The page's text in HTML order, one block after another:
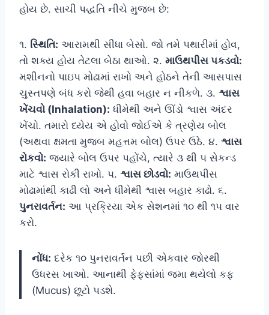
હોય છે. સાચી પદ્ધતિ નીચે મુજબ છે:
૧. સ્થિતિ: આરામથી સીધા બેસો. જો તમે પથારીમાં હોવ,
તો શક્ય હોય તેટલા બેઠા થાઓ. ૨. માઉથપીસ પકડવો:
મશીનનો પાઇપ મોઢામાં રાખો અને હોઠને તેની આસપાસ
ચુસ્તપણે બંધ કરો જેથી હવા બહાર ન નીકળે. ૩. શ્વાસ
ખેંચવો (Inhalation): ધીમેથી અને ઊંડો શ્વાસ અંદર
ખેંચો. તમારો ધ્યેય એ હોવો જોઈએ કે ત્રણેય બોલ
(અથવા ક્ષમતા મુજબ મહત્તમ બોલ) ઉપર ઉઠે. ૪. શ્વાસ
રોકવો: જ્યારે બોલ ઉપર પહોંચે, ત્યારે ૩ થી ૫ સેકન્ડ
માટે શ્વાસ રોકી રાખો. ૫. શ્વાસ છોડવો: માઉથપીસ
મોઢામાંથી કાઢી લો અને ધીમેથી શ્વાસ બહાર કાઢો. ૬.
પુનરાવર્તન: આ પ્રક્રિયા એક સેશનમાં ૧૦ થી ૧૫ વાર
કરો.
નોંધ: દરેક ૧૦ પુનરાવર્તન પછી એકવાર જોરથી
ઉધરસ ખાઓ. આનાથી ફેફસાંમાં જમા થયેલો કફ
(Mucus) છૂટો પડશે.